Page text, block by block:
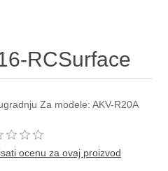
RCSurface
Za modele: AKV-R20A
ocenu za ovaj proizvod